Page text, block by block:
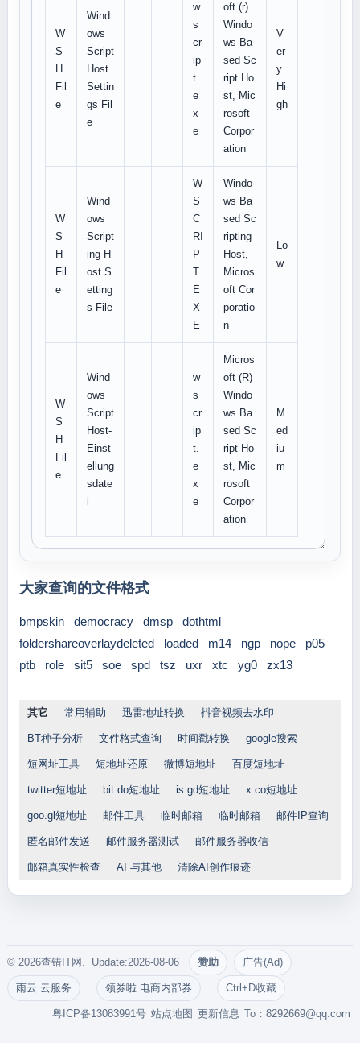
W
S
H
Fil
e
Wind
ows
Script
Host
Settin
gs Fil
e
w
s
cr
ip
t.
e
x
e
oft (r)
Windo
ws Ba
sed Sc
ript Ho
st, Mic
rosoft
Corpor
ation
V
er
y
Hi
gh
W
S
H
Fil
e
Wind
ows
Script
ing H
ost S
etting
s File
W
S
C
RI
P
T.
E
X
E
Windo
ws Ba
sed Sc
ripting
Host,
Micros
oft Cor
poratio
n
Lo
w
W
S
H
Fil
e
Wind
ows
Script
Host-
Einst
ellung
sdate
i
w
s
cr
ip
t.
e
x
e
Micros
oft (R)
Windo
ws Ba
sed Sc
ript Ho
st, Mic
rosoft
Corpor
ation
M
ed
iu
m
大家查询的文件格式
bmpskin democracy dmsp
dothtml
foldershareoverlaydeleted
loaded m14 ngp nope
p05
ptb
role sit5 soe spd tsz uxr xtc yg0 zx13
其它 常用辅助 迅雷地址转换 抖音视频去水印
BT种子分析 文件格式查询 时间戳转换 google搜索
短网址工具 短地址还原 微博短地址 百度短地址
twitter短地址 bit.do短地址 is.gd短地址 x.co短地址
goo.gl短地址 邮件工具 临时邮箱 临时邮箱 邮件IP查询
匿名邮件发送 邮件服务器测试 邮件服务器收信
邮箱真实性检查 AI 与其他 清除AI创作痕迹
© 2026查错IT网. Update:2026-08-06 赞助 广告(Ad)
雨云 云服务 领券啦 电商内部券 Ctrl+D收藏
To：8292669@qq.com
更新信息
站点地图
粤ICP备13083991号